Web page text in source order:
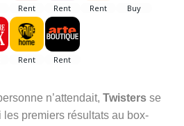
n’attendait, Twisters se
les premiers résultats au box-